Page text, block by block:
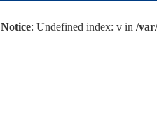
Notice: Undefined index: v in /